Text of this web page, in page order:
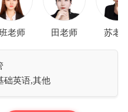
老师 田老师 苏老
础英语,其他